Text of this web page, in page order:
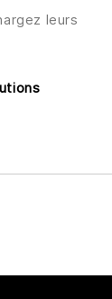
leurs